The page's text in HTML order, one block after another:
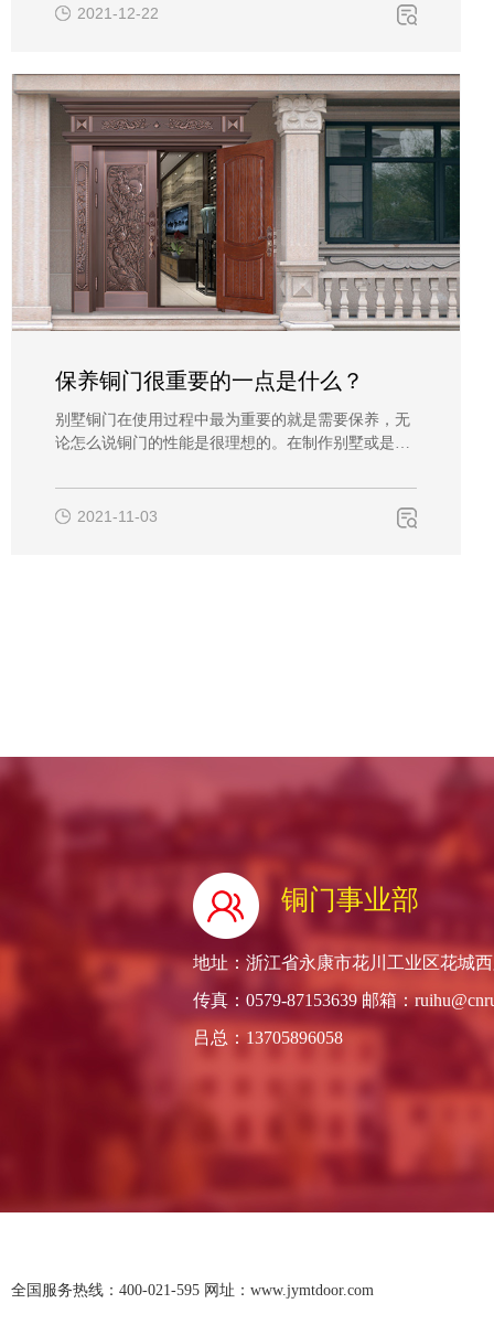
一栋别墅的脸面，所以铸铝别墅大门的选择直接影响
2021-12-22
保养铜门很重要的一点是什么？
别墅铜门在使用过程中最为重要的就是需要保养，无
论怎么说铜门的性能是很理想的。在制作别墅或是家
身材质的原因，它的保养很重要，如果它表面的油漆
脱落的话，里面的电解板就会暴露出来，而电解板一
2021-11-03
铜门事业部
地址：浙江省永康市花川工业区花城西
传真：0579-87153639 邮箱：
吕总：13705896058
全国服务热线：400-021-595 网址：www.jymtdoor.com